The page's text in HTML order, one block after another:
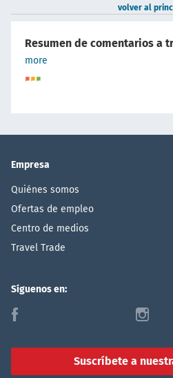
volver al
Resumen de comentarios a
more
Empresa
Quiénes somos
Ofertas de empleo
Centro de medios
Travel Trade
Síguenos en:
f i
Suscríbete a